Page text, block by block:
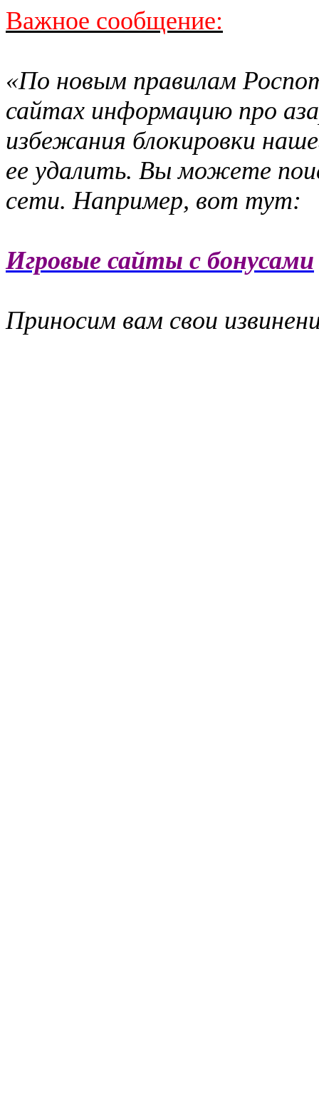
Важное сообщение:
«По новым правилам
сайтах информацию про
избежания блокировки
ее удалить. Вы можете
сети. Например, вот тут:
Игровые сайты с бонусами
Приносим вам свои